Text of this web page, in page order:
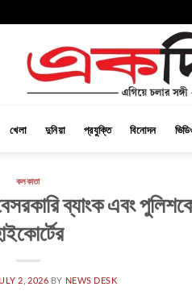
খেলা দুনিয়া প্রযুক্তি বিনোদন
কলকাতা
ব্যাংক এবং
2, 2026 BY NEWS DESK